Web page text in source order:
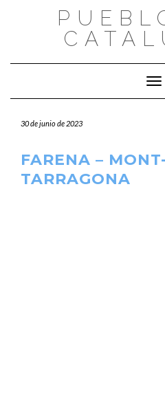
30 de junio de 2023
FARENA –
TARRAGONA